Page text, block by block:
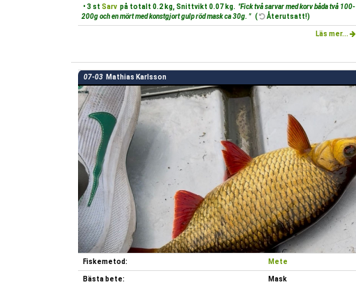
• 3 st Sarv på totalt 0.2 kg, Snittvikt 0.07 kg. "Fick två sarvar med korv båda två 100-
200g och en mört med konstgjort gulp röd mask ca 30g. " ( Återutsatt!)
Läs mer...
07-03 Mathias Karlsson
Fiskemetod: Mete
Bästa bete: Mask